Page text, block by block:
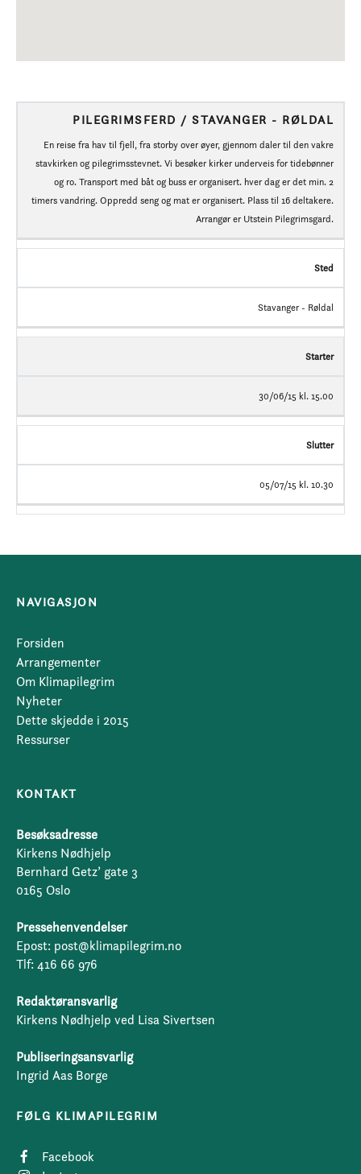
PILEGRIMSFERD / STAVANGER - RØLDAL
En reise fra hav til fjell, fra storby over øyer, gjennom daler til den vakre
stavkirken og pilegrimsstevnet. Vi besøker kirker underveis for tidebønner
og ro. Transport med båt og buss er organisert. hver dag er det min. 2
timers vandring. Oppredd seng og mat er organisert. Plass til 16 deltakere.
Arrangør er Utstein Pilegrimsgard.
Sted
Stavanger - Røldal
Starter
30/06/15 kl. 15.00
Slutter
05/07/15 kl. 10.30
NAVIGASJON
Forsiden
Arrangementer
Om Klimapilegrim
Nyheter
Dette skjedde i 2015
Ressurser
KONTAKT
Besøksadresse
Kirkens Nødhjelp
Bernhard Getz’ gate 3
0165 Oslo
Pressehenvendelser
Epost: post@klimapilegrim.no
Tlf: 416 66 976
Redaktøransvarlig
Kirkens Nødhjelp ved Lisa Sivertsen
Publiseringsansvarlig
Ingrid Aas Borge
FØLG KLIMAPILEGRIM
Facebook